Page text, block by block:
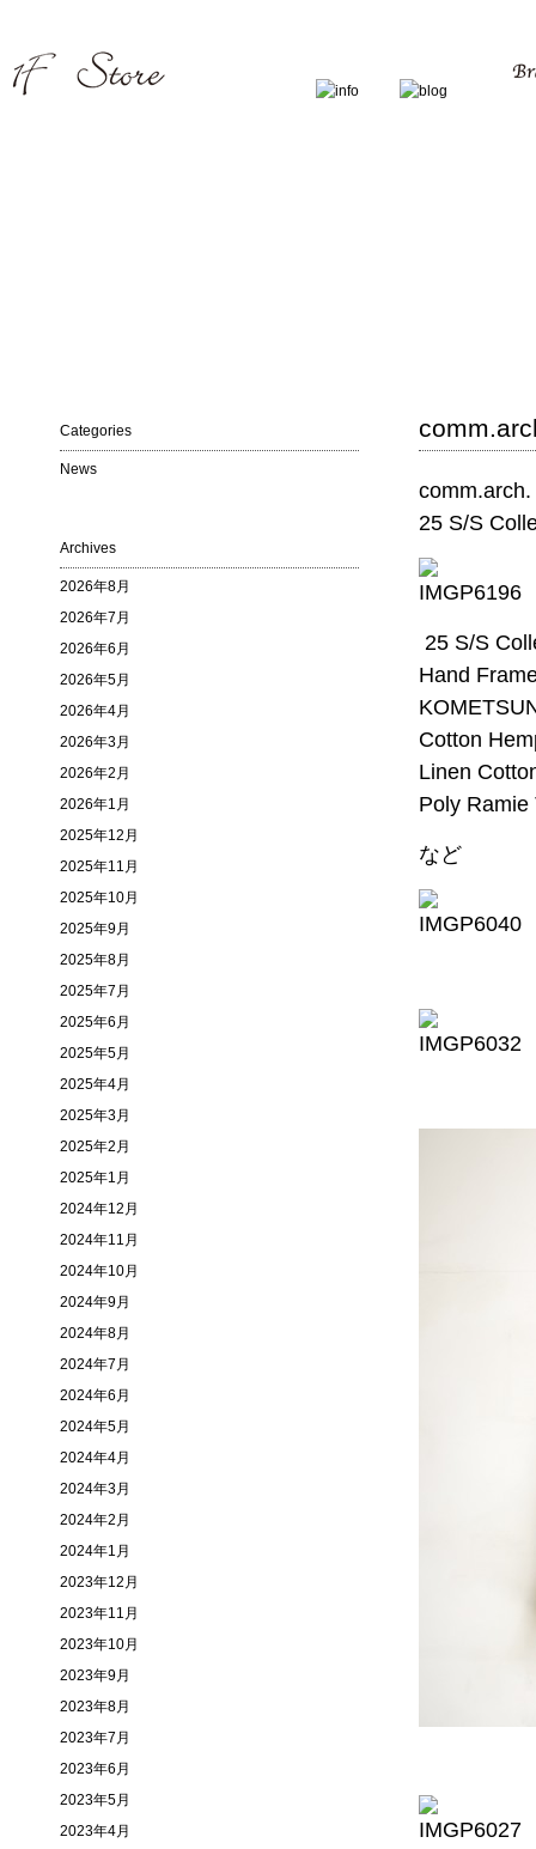
comm.arch.
25 S/S
25 S/S
Hand
Cotton
Linen
Poly Ramie
など
Categories
News
Archives
2026年8月
2026年7月
2026年6月
2026年5月
2026年4月
2026年3月
2026年2月
2026年1月
2025年12月
2025年11月
2025年10月
2025年9月
2025年8月
2025年7月
2025年6月
2025年5月
2025年4月
2025年3月
2025年2月
2025年1月
2024年12月
2024年11月
2024年10月
2024年9月
2024年8月
2024年7月
2024年6月
2024年5月
2024年4月
2024年3月
2024年2月
2024年1月
2023年12月
2023年11月
2023年10月
2023年9月
2023年8月
2023年7月
2023年6月
2023年5月
2023年4月